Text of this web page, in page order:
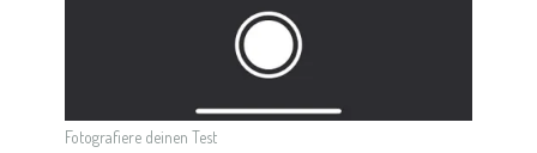
Fotografiere deinen Test